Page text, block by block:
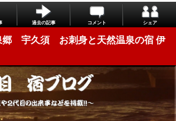
過去の記事 コメント シェア
宇久須 お刺身と天然温泉の宿 伊